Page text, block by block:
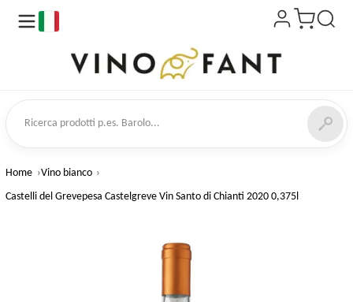
prodotti
Home
Vino bianco
Castelli del Grevepesa Castelgreve Vin Santo di Chianti 2020 0,375l